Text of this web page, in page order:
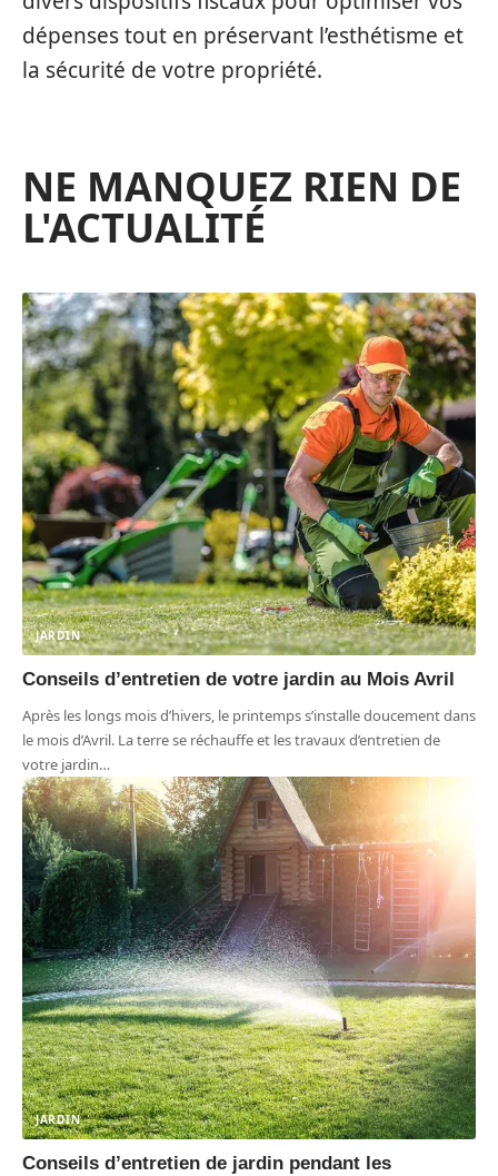
dépenses tout en préservant l’esthétisme et
la sécurité de votre propriété.
NE MANQUEZ RIEN DE
L'ACTUALITÉ
JARDIN
Conseils d’entretien de votre jardin au Mois Avril
Après les longs mois d’hivers, le printemps s’installe doucement dans
le mois d’Avril. La terre se réchauffe et les travaux d’entretien de
votre jardin…
JARDIN
Conseils d’entretien de jardin pendant les